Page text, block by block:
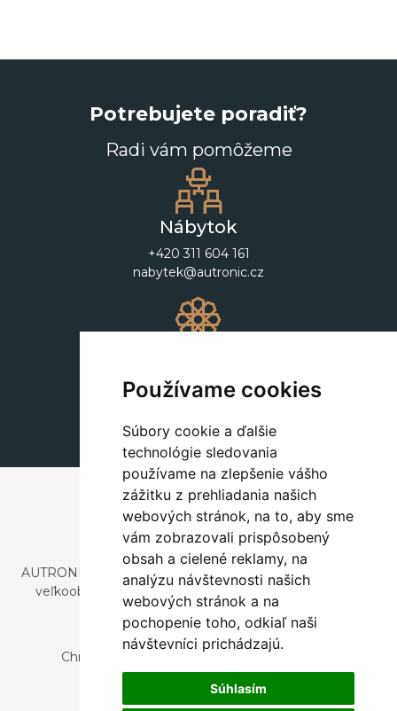
Používame cookies
Súbory cookie a ďalšie
technológie sledovania
používame na zlepšenie vášho
zážitku z prehliadania našich
webových stránok, na to, aby sme
vám zobrazovali prispôsobený
obsah a cielené reklamy, na
analýzu návštevnosti našich
webových stránok a na
pochopenie toho, odkiaľ naši
návštevníci prichádzajú.
Súhlasím
Potrebujete poradiť?
Radi vám pomôžeme
Nábytok
+420 311 604 161
nabytek@autronic.cz
+420 311 604 182
dekorace@autronic.cz
AUTRONIC, s.r.o. je spoločnosť zaoberajúca sa dovozom a
veľkoobchodným predajom dizajnového aj štýlového
nábytku a dekorácií.
Česká republika
Chrustenice 270, 267 12 Loděnice u Berouna
Slovensko
Nová 366, 032 02 Závažná Poruba